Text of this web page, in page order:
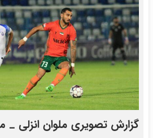
گزارش تصویری ملوان انزلی